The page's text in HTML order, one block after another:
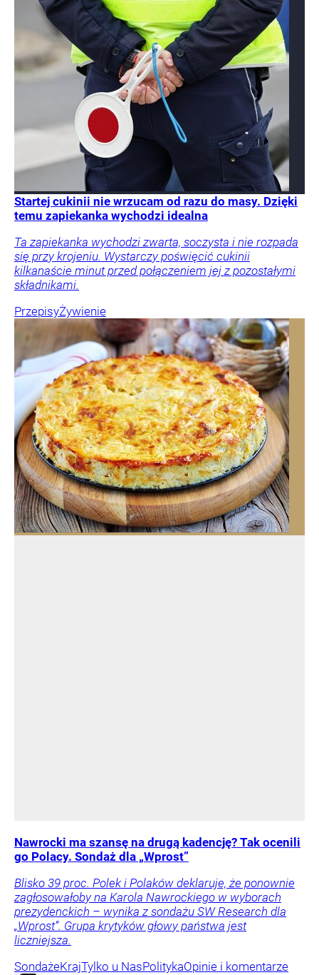
Startej cukinii nie wrzucam od razu do masy. Dzięki
temu zapiekanka wychodzi idealna
Ta zapiekanka wychodzi zwarta, soczysta i nie rozpada
się przy krojeniu. Wystarczy poświęcić cukinii
kilkanaście minut przed połączeniem jej z pozostałymi
składnikami.
PrzepisyŻywienie
Nawrocki ma szansę na drugą kadencję? Tak ocenili
go Polacy. Sondaż dla „Wprost”
Blisko 39 proc. Polek i Polaków deklaruje, że ponownie
zagłosowałoby na Karola Nawrockiego w wyborach
prezydenckich – wynika z sondażu SW Research dla
„Wprost”. Grupa krytyków głowy państwa jest
liczniejsza.
SondażeKrajTylko u NasPolitykaOpinie i komentarze